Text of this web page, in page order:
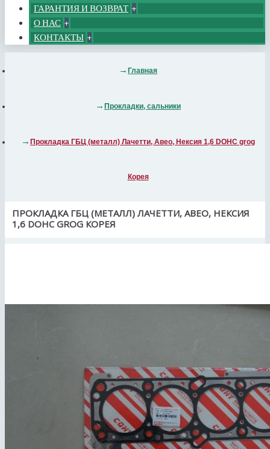
ГАРАНТИЯ И ВОЗВРАТ +
О НАС +
КОНТАКТЫ +
Главная
Прокладки, сальники
Прокладка ГБЦ (металл) Лачетти, Авео, Нексия 1,6 DOHC grog
Корея
ПРОКЛАДКА ГБЦ (МЕТАЛЛ) ЛАЧЕТТИ, АВЕО, НЕКСИЯ
1,6 DOHC GROG КОРЕЯ